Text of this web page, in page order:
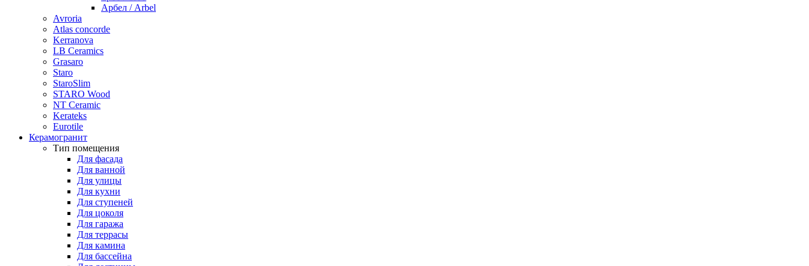
Арбел / Arbel
Avroria
Atlas concorde
Kerranova
LB Ceramics
Grasaro
Staro
StaroSlim
STARO Wood
NT Ceramic
Kerateks
Eurotile
Керамогранит
Тип помещения
Для фасада
Для ванной
Для улицы
Для кухни
Для ступеней
Для цоколя
Для гаража
Для террасы
Для камина
Для бассейна